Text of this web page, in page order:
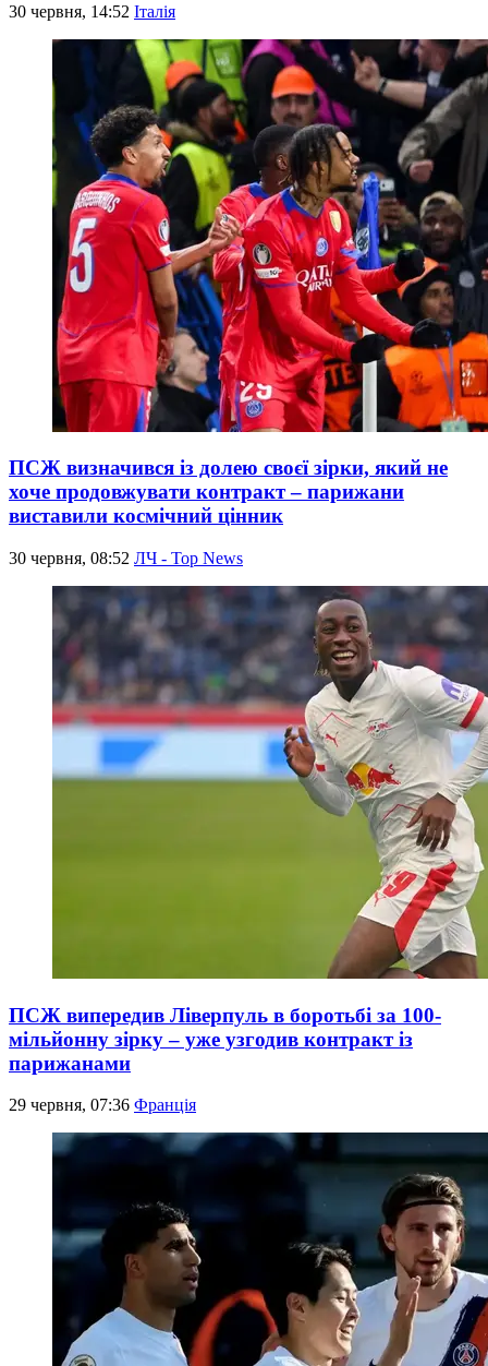
30 червня, 14:52 Італія
ПСЖ визначився із долею своєї зірки, який не
хоче продовжувати контракт – парижани
виставили космічний цінник
30 червня, 08:52 ЛЧ - Top News
ПСЖ випередив Ліверпуль в боротьбі за 100-
мільйонну зірку – уже узгодив контракт із
парижанами
29 червня, 07:36 Франція